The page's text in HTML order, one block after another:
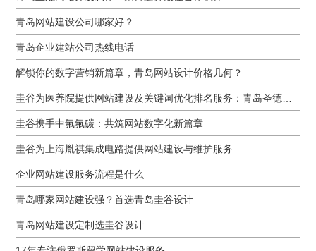
青岛网站建设公司哪家好？
青岛企业建站公司热线电话
解锁你的数字营销新篇章，青岛网站设计价格几何？
圭谷携手中氟氟碳：共筑网站数字化新篇章
圭谷为上海胤祺集成电路提供网站建设与维护服务
企业网站建设服务流程是什么
青岛哪家网站建设强？首选青岛圭谷设计
青岛网站建设定制选圭谷设计